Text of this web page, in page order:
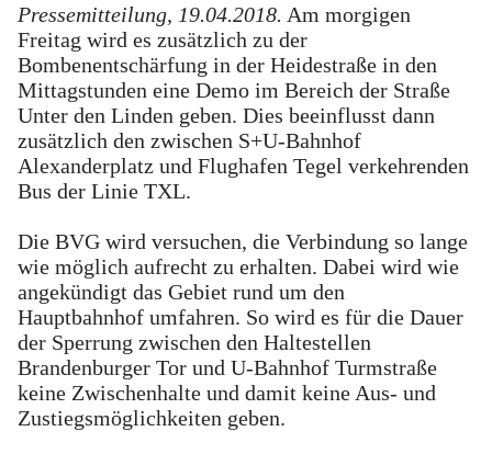
Pressemitteilung, 19.04.2018. Am morgigen
Freitag wird es zusätzlich zu der
Bombenentschärfung in der Heidestraße in den
Mittagstunden eine Demo im Bereich der Straße
Unter den Linden geben. Dies beeinflusst dann
zusätzlich den zwischen S+U-Bahnhof
Alexanderplatz und Flughafen Tegel verkehrenden
Bus der Linie TXL.
Die BVG wird versuchen, die Verbindung so lange
wie möglich aufrecht zu erhalten. Dabei wird wie
angekündigt das Gebiet rund um den
Hauptbahnhof umfahren. So wird es für die Dauer
der Sperrung zwischen den Haltestellen
Brandenburger Tor und U-Bahnhof Turmstraße
keine Zwischenhalte und damit keine Aus- und
Zustiegsmöglichkeiten geben.